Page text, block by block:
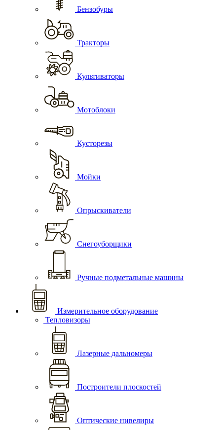
Бензобуры
Тракторы
Культиваторы
Мотоблоки
Кусторезы
Мойки
Опрыскиватели
Снегоуборщики
Ручные подметальные машины
Измерительное оборудование
Тепловизоры
Лазерные дальномеры
Построители плоскостей
Оптические нивелиры